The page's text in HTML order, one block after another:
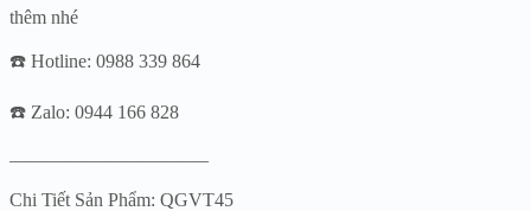
thêm nhé
☎️ Hotline: 0988 339 864
☎️ Zalo: 0944 166 828
——————————–
Chi Tiết Sản Phẩm: QGVT45